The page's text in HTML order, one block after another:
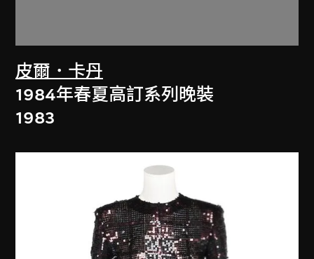
皮爾．卡丹
1984年春夏高訂系列晚裝
1983